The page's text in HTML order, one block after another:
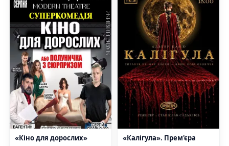
«Кіно для дорослих» «Калігула». Прем'єра